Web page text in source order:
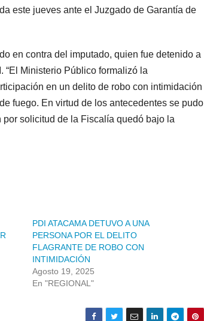
este jueves ante el Juzgado de Garantía de
en contra del imputado, quien fue detenido a
Ministerio Público formalizó la
en un delito de robo con intimidación
fuego. En virtud de los antecedentes se pudo
solicitud de la Fiscalía quedó bajo la
PDI ATACAMA DETUVO A UNA
PERSONA POR EL DELITO
FLAGRANTE DE ROBO CON
INTIMIDACIÓN
Agosto 19, 2025
En "REGIONAL"